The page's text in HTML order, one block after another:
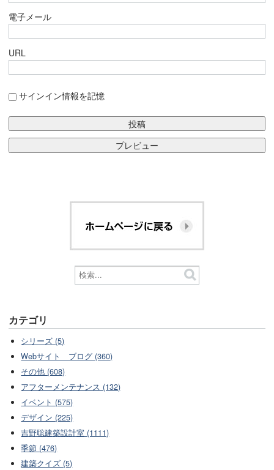
電子メール
URL
サインイン情報を記憶
カテゴリ
シリーズ (5)
Webサイト ブログ (360)
その他 (608)
アフターメンテナンス (132)
イベント (575)
デザイン (225)
吉野聡建築設計室 (1111)
季節 (476)
建築クイズ (5)